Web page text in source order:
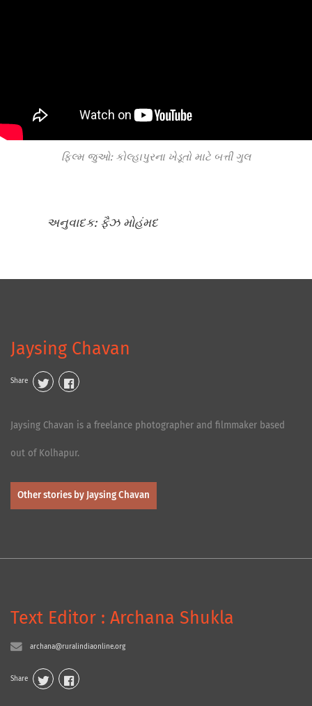
ફિલ્મ જુઓ: કોલ્હાપુરના ખેડૂતો માટે બત્તી ગુલ
અનુવાદક: ફૈઝ મોહંમદ
Jaysing Chavan
Share
Jaysing Chavan is a freelance photographer and filmmaker based
out of Kolhapur.
Other stories by Jaysing Chavan
Text Editor : Archana Shukla
archana@ruralindiaonline.org
Share